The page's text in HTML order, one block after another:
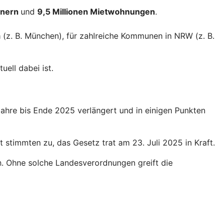
und 9,5 Millionen Mietwohnungen.
B. München), für zahlreiche Kommunen in NRW (z. B.
dabei ist.
bis Ende 2025 verlängert und in einigen Punkten
stimmten zu, das Gesetz trat am 23. Juli 2025 in Kraft.
Ohne solche Landesverordnungen greift die